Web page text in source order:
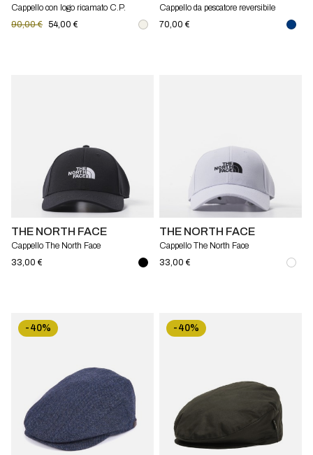
Cappello con logo ricamato C.P.
Company
90,00 € 54,00 €
Cappello da pescatore reversibile
Hutton Barbour
70,00 €
THE NORTH FACE
Cappello The North Face
33,00 €
THE NORTH FACE
Cappello The North Face
33,00 €
-40% -40%